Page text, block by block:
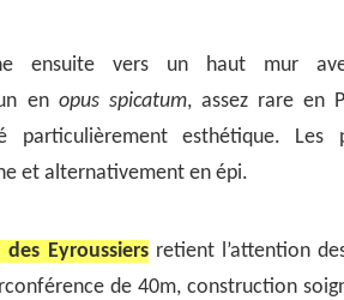
ensuite vers un haut mur
en opus spicatum, assez rare en
particulièrement esthétique. Les
et alternativement en épi.
Eyroussiersretient l’attention
de 40m, construction